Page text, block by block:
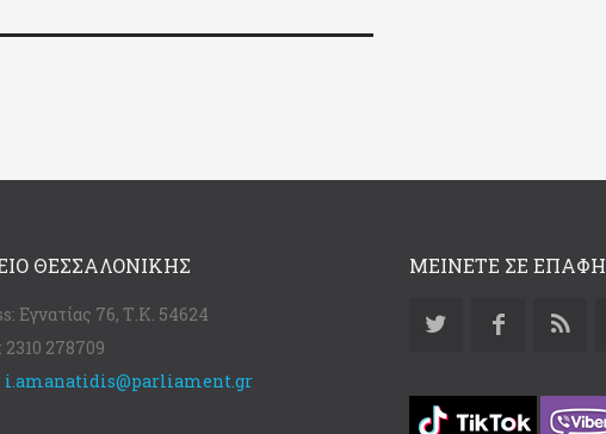
ΘΕΣΣΑΛΟΝΊΚΗΣ
Εγνατίας 76, Τ.Κ. 54624
2310 278709
i.amanatidis@parliament.gr
ΜΕΙΝΕΤΕ ΣΕ ΕΠΑΦΗ